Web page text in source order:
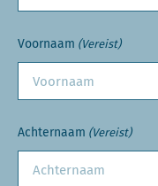
Voornaam (Vereist)
Achternaam (Vereist)